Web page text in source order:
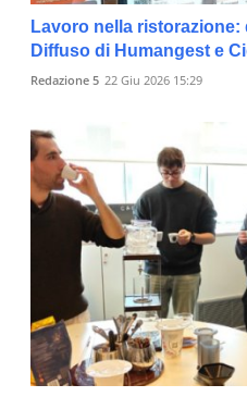
Lavoro nella
Diffuso di Humangest e
Redazione 5 22 Giu 2026 15:29